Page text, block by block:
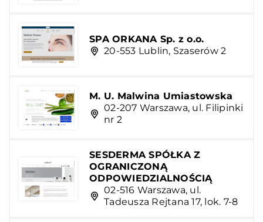
SPA ORKANA Sp. z o.o.
20-553 Lublin, Szaserów 2
M. U. Malwina Umiastowska
02-207 Warszawa, ul. Filipinki
nr 2
SESDERMA SPÓŁKA Z
OGRANICZONĄ
ODPOWIEDZIALNOŚCIĄ
02-516 Warszawa, ul.
Tadeusza Rejtana 17, lok. 7-8